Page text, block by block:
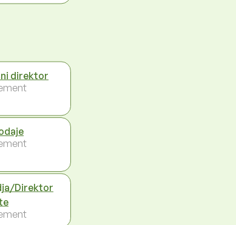
direktor
Direktor